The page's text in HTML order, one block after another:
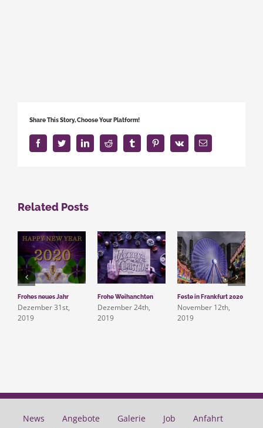
Share This Story, Choose Your Platform!
FacebookTwitterLinkedInReddit Tumblr PinterestVk Email
Related Posts
Frohes neues Jahr
Dezember 31st,
2019
Frohe Weihanchten
Dezember 24th,
2019
Feste in Frankfurt 2020
November 12th,
2019
News Angebote Galerie Job
Anfahrt